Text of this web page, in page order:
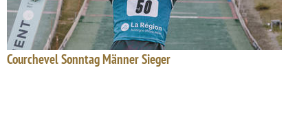
Courchevel Sonntag Männer Sieger